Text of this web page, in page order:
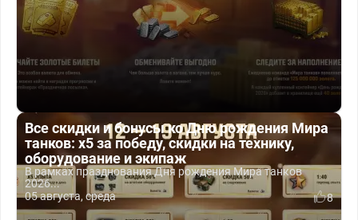
Все скидки и бонусы ко Дню рождения Мира
танков: x5 за победу, скидки на технику,
оборудование и экипаж
В рамках празднования Дня рождения Мира танков
2026...
05 августа, среда
8